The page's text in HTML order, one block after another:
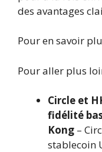
des avantages
Pour en savoir
Pour aller plus
Circle et
fidélité
Kong –
stablecoin